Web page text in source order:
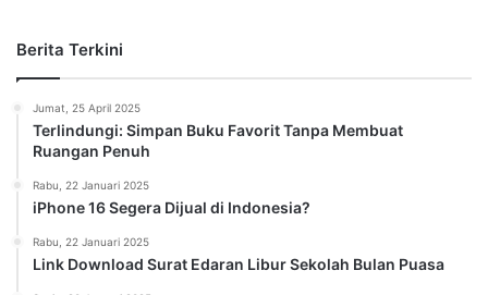
Berita Terkini
Jumat, 25 April 2025
Terlindungi: Simpan Buku Favorit Tanpa Membuat
Ruangan Penuh
Rabu, 22 Januari 2025
iPhone 16 Segera Dijual di Indonesia?
Rabu, 22 Januari 2025
Link Download Surat Edaran Libur Sekolah Bulan Puasa